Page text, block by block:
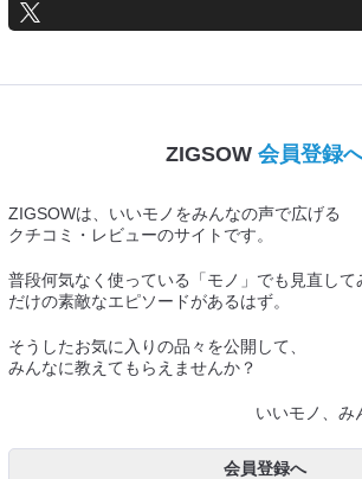
ZIGSOW 会員登録
ZIGSOWは、いいモノをみんなの声で広げる
クチコミ・レビューのサイトです。
普段何気なく使っている「モノ」でも見直して
だけの素敵なエピソードがあるはず。
そうしたお気に入りの品々を公開して、
みんなに教えてもらえませんか？
いいモノ、み
会員登録へ